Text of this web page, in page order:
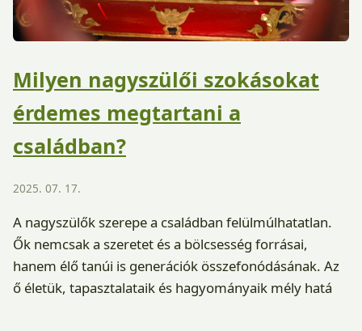
Milyen nagyszülői szokásokat
érdemes megtartani a
családban?
2025. 07. 17.
A nagyszülők szerepe a családban felülmúlhatatlan.
Ők nemcsak a szeretet és a bölcsesség forrásai,
hanem élő tanúi is generációk összefonódásának. Az
ő életük, tapasztalataik és hagyományaik mély hatá